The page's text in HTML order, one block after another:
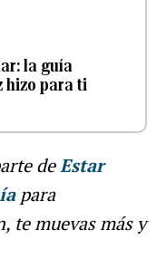
la guía
hizo para ti
deEstar
para
te muevas más y